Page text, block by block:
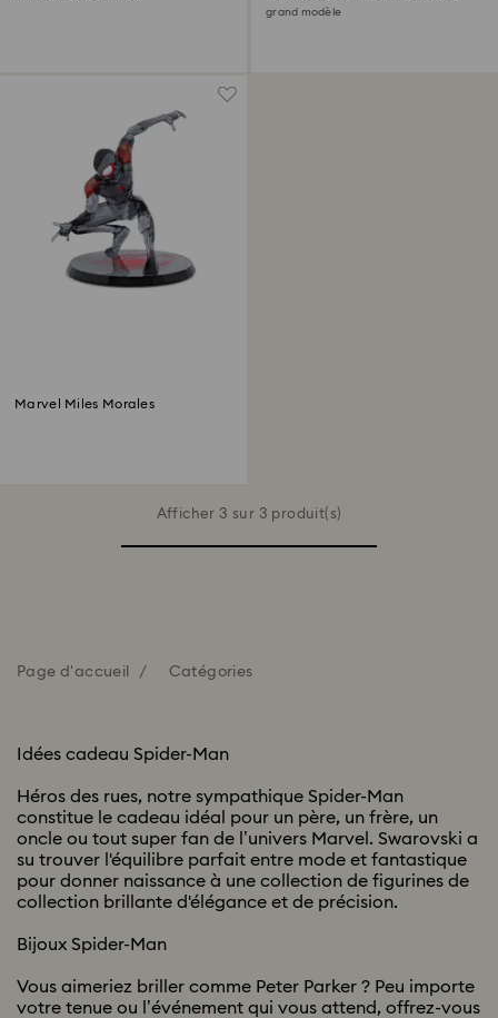
Limitée
grand modèle
Marvel Miles Morales
Afficher 3 sur 3 produit(s)
Page d'accueil Catégories
Idées cadeau Spider-Man
Héros des rues, notre sympathique Spider-Man
constitue le cadeau idéal pour un père, un frère, un
oncle ou tout super fan de l’univers Marvel. Swarovski a
su trouver l'équilibre parfait entre mode et fantastique
pour donner naissance à une collection de figurines de
collection brillante d'élégance et de précision.
Bijoux Spider-Man
Vous aimeriez briller comme Peter Parker ? Peu importe
votre tenue ou l’événement qui vous attend, offrez-vous